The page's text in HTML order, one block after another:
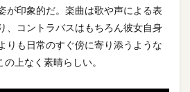
が印象的だ。楽曲は歌や声による表
、コントラバスはもちろん彼女自身
りも日常のすぐ傍に寄り添うような
上なく素晴らしい。